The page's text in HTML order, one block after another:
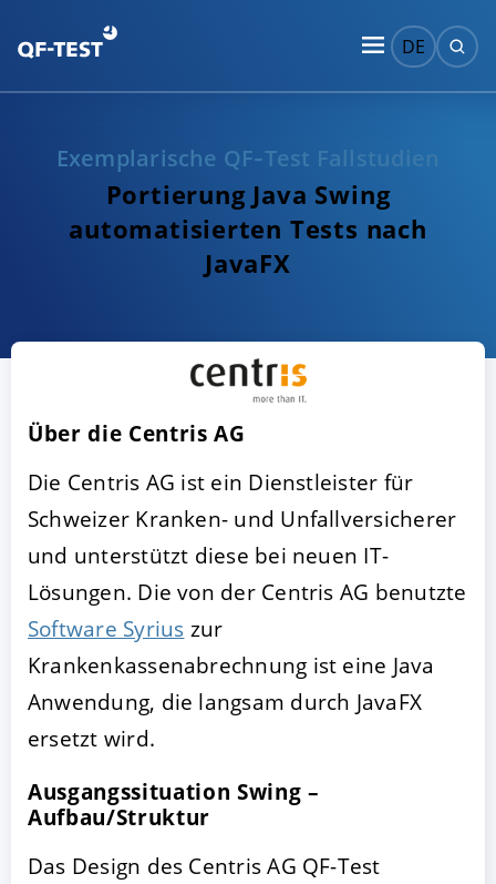
DE
Exemplarische QF‑Test Fallstudien
Portierung Java Swing
automatisierten Tests nach
JavaFX
Über die Centris AG
Die Centris AG ist ein Dienstleister für
Schweizer Kranken- und Unfallversicherer
und unterstützt diese bei neuen IT-
Lösungen. Die von der Centris AG benutzte
Software Syrius zur
Krankenkassenabrechnung ist eine Java
Anwendung, die langsam durch JavaFX
ersetzt wird.
Ausgangssituation Swing –
Aufbau/Struktur
Das Design des Centris AG QF-Test